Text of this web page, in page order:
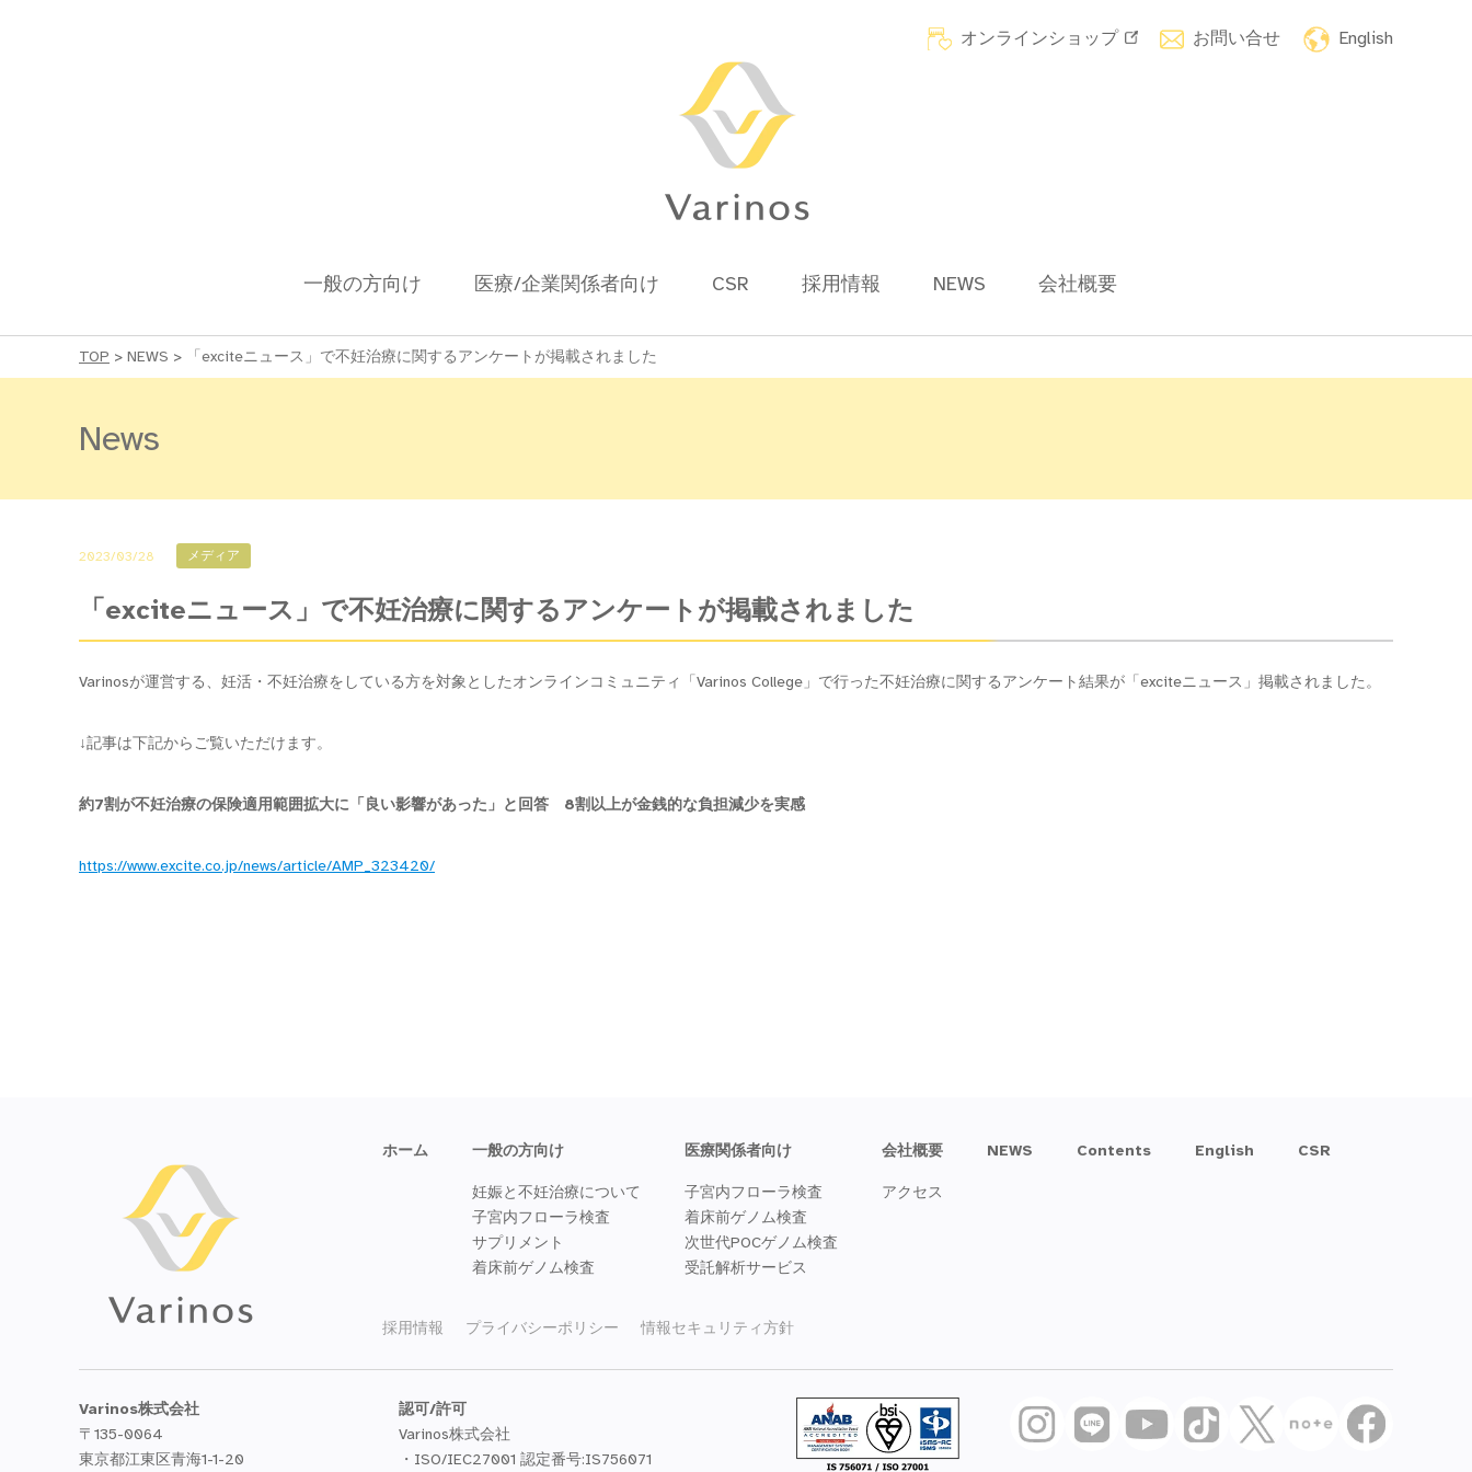
オンラインショップ お問い合せ English
一般の方向け 医療/企業関係者向け CSR 採用情報 NEWS 会社概要
TOP > NEWS > 「exciteニュース」で不妊治療に関するアンケートが掲載されました
News
2023/03/28 メディア
「exciteニュース」で不妊治療に関するアンケートが掲載されました
Varinosが運営する、妊活・不妊治療をしている方を対象としたオンラインコミュニティ「Varinos College」で行った不妊治療に関するアンケート結果が「exciteニュース」掲載されました。
↓記事は下記からご覧いただけます。
約7割が不妊治療の保険適用範囲拡大に「良い影響があった」と回答 8割以上が金銭的な負担減少を実感
https://www.excite.co.jp/news/article/AMP_323420/
ホーム 一般の方向け
妊娠と不妊治療について
子宮内フローラ検査
サプリメント
着床前ゲノム検査
医療関係者向け
子宮内フローラ検査
着床前ゲノム検査
次世代POCゲノム検査
受託解析サービス
会社概要
アクセス
NEWS Contents English CSR
採用情報 プライバシーポリシー 情報セキュリティ方針
Varinos株式会社
〒135-0064
東京都江東区青海1-1-20
認可/許可
Varinos株式会社
・ISO/IEC27001 認定番号:IS756071